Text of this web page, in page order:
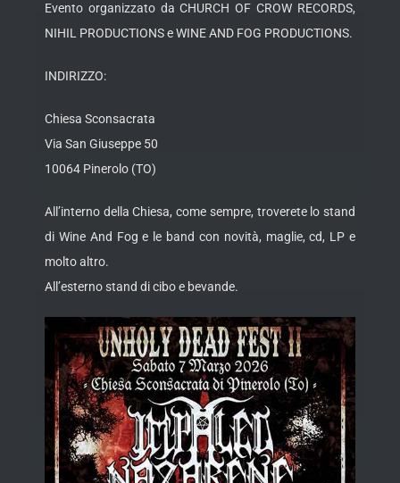
Evento organizzato da CHURCH OF CROW RECORDS,
NIHIL PRODUCTIONS e WINE AND FOG PRODUCTIONS.
INDIRIZZO:
Chiesa Sconsacrata
Via San Giuseppe 50
10064 Pinerolo (TO)
All’interno della Chiesa, come sempre, troverete lo stand
di Wine And Fog e le band con novità, maglie, cd, LP e
molto altro.
All’esterno stand di cibo e bevande.